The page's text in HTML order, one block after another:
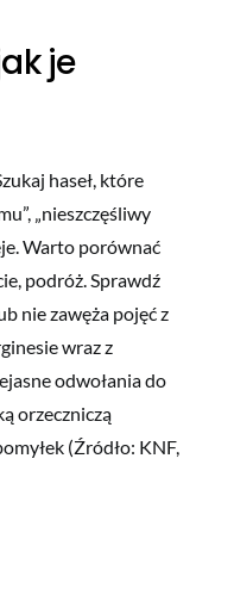
je
haseł, które
„nieszczęśliwy
Warto porównać
podróż. Sprawdź
nie zawęża pojęć z
wraz z
odwołania do
orzeczniczą
(Źródło: KNF,